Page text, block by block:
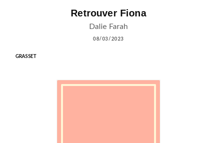
Retrouver Fiona
Dalie Farah
08/03/2023
GRASSET